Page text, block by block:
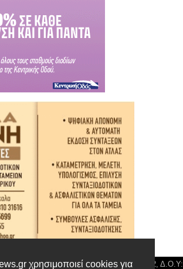
χρησιμοποιεί cookies για
Τίτλος: Orion Media, ΑΦΜ: 043750542, Δ.Ο.Υ: